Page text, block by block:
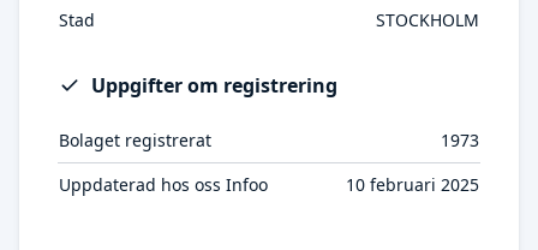
Stad
STOCKHOLM
Uppgifter om registrering
Bolaget registrerat
1973
Uppdaterad hos oss Infoo
10 februari 2025